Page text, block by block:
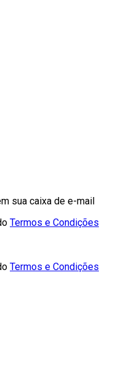
sua caixa de e-mail
Termos e Condições
Termos e Condições